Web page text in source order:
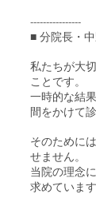
----------------
■ 分院長・
私たちが大
ことです。
一時的な結
間をかけて
そのために
せません。
当院の理念
求めています